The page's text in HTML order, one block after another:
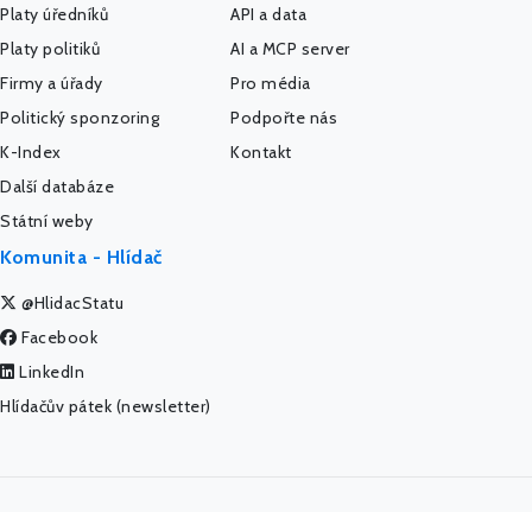
Platy úředníků
Platy politiků
Firmy a úřady
Politický sponzoring
K-Index
Další databáze
Státní weby
API a data
AI a MCP server
Pro média
Podpořte nás
Kontakt
Komunita - Hlídač
@HlidacStatu
Facebook
LinkedIn
Hlídačův pátek (newsletter)